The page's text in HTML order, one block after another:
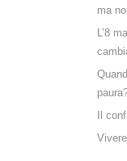
ma
L’8
Il